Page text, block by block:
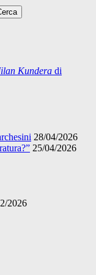
Kundera di
28/04/2026
25/04/2026
2026